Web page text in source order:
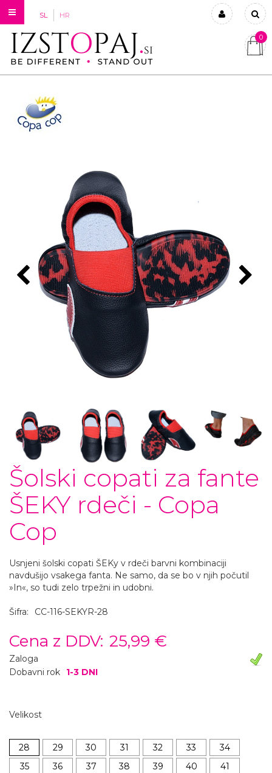
SL HR
Prijavi se
0
Šolski copati za fante
ŠEKY rdeči - Copa
Cop
Usnjeni šolski copati ŠEKy v rdeči barvni kombinaciji
navdušijo vsakega fanta. Ne samo, da se bo v njih počutil
»In«, so tudi zelo trpežni in udobni.
Šifra: CC-116-SEKYR-28
Cena z DDV: 25,99 €
Zaloga
Dobavni rok
1-3 DNI
Velikost
28 29 30 31 32 33
34
35
36 37 38 39 40 41